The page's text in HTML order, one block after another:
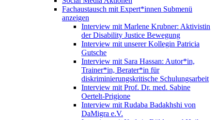
Fachaustausch mit Expert*innen Submenü
anzeigen
Interview mit Marlene Krubner: Aktivistin
der Disability Justice Bewegung
Interview mit unserer Kollegin Patricia
Gutsche
Interview mit Sara Hassan: Autor*in,
Trainer*in, Berater*in für
diskriminierungskritische Schulungsarbeit
Interview mit Prof. Dr. med. Sabine
Oertelt-Prigione
Interview mit Rudaba Badakhshi von
DaMigra e.V.